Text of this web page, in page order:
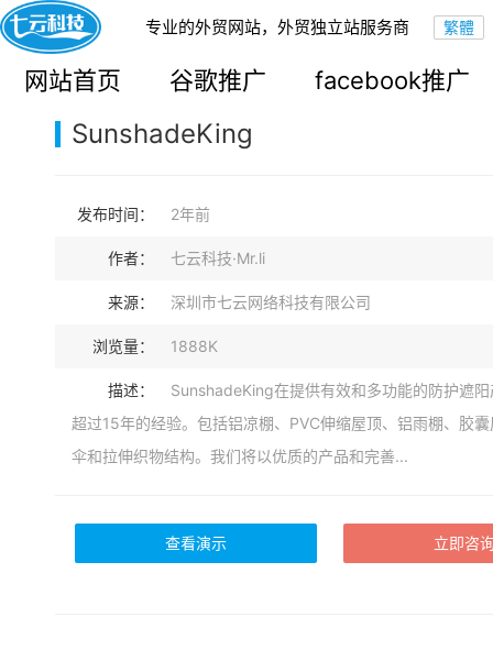
专业的外贸网站，外贸独立站服务商
网站首页 谷歌推广 facebook推广
您的当前位置： 网站首页>案例展示>B2B外贸独立站
SunshadeKing
发布时间： 2年前
作者： 七云科技·Mr.li
来源： 深圳市七云网络科技有限公司
浏览量： 1888K
描述：
SunshadeKing在提供有效和多功能的防护遮
超过15年的经验。包括铝凉棚、PVC伸缩屋顶、铝雨棚、胶
伞和拉伸织物结构。我们将以优质的产品和完善...
查看演示 立即咨